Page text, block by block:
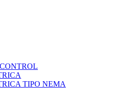
TIPO NEMA